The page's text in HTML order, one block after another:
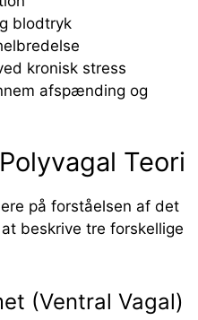
blodtryk
kronisk stress
afspænding og
Teori
på forståelsen af det
beskrive tre forskellige
(Ventral Vagal)